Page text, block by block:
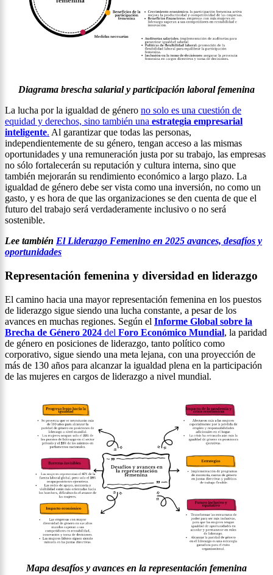
Diagrama brescha salarial y participación laboral femenina
La lucha por la igualdad de género no solo es una cuestión de
equidad y derechos, sino también una estrategia empresarial
inteligente. Al garantizar que todas las personas,
independientemente de su género, tengan acceso a las mismas
oportunidades y una remuneración justa por su trabajo, las empresas
no sólo fortalecerán su reputación y cultura interna, sino que
también mejorarán su rendimiento económico a largo plazo. La
igualdad de género debe ser vista como una inversión, no como un
gasto, y es hora de que las organizaciones se den cuenta de que el
futuro del trabajo será verdaderamente inclusivo o no será
sostenible.
Lee también El Liderazgo Femenino en 2025 avances, desafíos y
oportunidades
Representación femenina y diversidad en liderazgo
El camino hacia una mayor representación femenina en los puestos
de liderazgo sigue siendo una lucha constante, a pesar de los
avances en muchas regiones. Según el Informe Global sobre la
Brecha de Género 2024 del Foro Económico Mundial, la paridad
de género en posiciones de liderazgo, tanto político como
corporativo, sigue siendo una meta lejana, con una proyección de
más de 130 años para alcanzar la igualdad plena en la participación
de las mujeres en cargos de liderazgo a nivel mundial.
Mapa desafíos y avances en la representación femenina